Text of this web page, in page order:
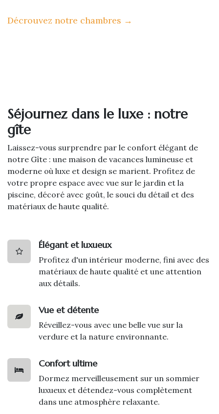
Décrouvez notre chambres →
Séjournez dans le luxe : notre
gîte
Laissez-vous surprendre par le confort élégant de
notre Gîte : une maison de vacances lumineuse et
moderne où luxe et design se marient. Profitez de
votre propre espace avec vue sur le jardin et la
piscine, décoré avec goût, le souci du détail et des
matériaux de haute qualité.
Élégant et luxueux
Profitez d'un intérieur moderne, fini avec des
matériaux de haute qualité et une attention
aux détails.
Vue et détente
Réveillez-vous avec une belle vue sur la
verdure et la nature environnante.
Confort ultime
Dormez merveilleusement sur un sommier
luxueux et détendez-vous complètement
dans une atmosphère relaxante.